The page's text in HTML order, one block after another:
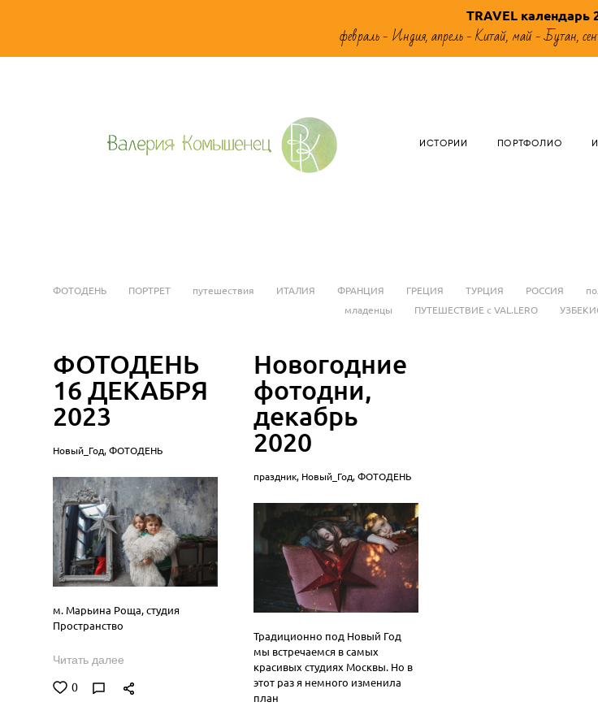
TRAVEL календарь
февраль - Индия, апрель - Китай, май - Бутан,
ИСТОРИИ ПОРТФОЛИО
ФОТОДЕНЬ ПОРТРЕТ путешествия ИТАЛИЯ ФРАНЦИЯ ГРЕЦИЯ ТУРЦИЯ РОССИЯ
младенцы
ПУТЕШЕСТВИЕ с VAL.LERO
ФОТОДЕНЬ
16 ДЕКАБРЯ
2023
Новый_Год, ФОТОДЕНЬ
м. Марьина Роща, студия
Пространство
Читать далее
0
Новогодние
фотодни,
декабрь
2020
праздник, Новый_Год, ФОТОДЕНЬ
Традиционно под Новый Год
мы встречаемся в самых
красивых студиях Москвы. Но в
этот раз я немного изменила
план